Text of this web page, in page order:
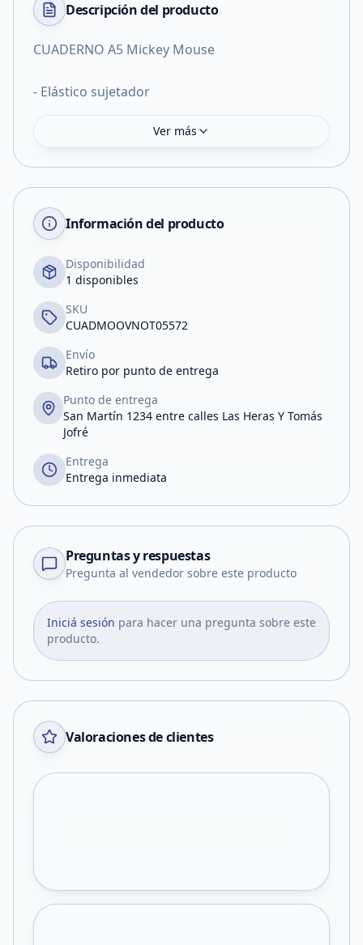
Descripción del producto
CUADERNO A5 Mickey Mouse
- Elástico sujetador
Ver más
Información del producto
Disponibilidad
1 disponibles
SKU
CUADMOOVNOT05572
Envío
Retiro por punto de entrega
Punto de entrega
San Martín 1234 entre calles Las Heras Y Tomás
Jofré
Entrega
Entrega inmediata
Preguntas y respuestas
Pregunta al vendedor sobre este producto
Iniciá sesión para hacer una pregunta sobre este
producto.
Valoraciones de clientes